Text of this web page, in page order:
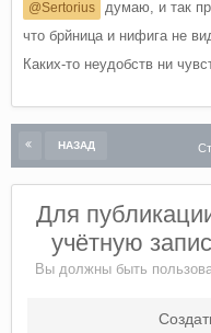
@Sertorius
думаю, и так
что брйница и нифига не
Каких-то неудобств ни
НАЗАД
Для
учётную
Вы должны быть